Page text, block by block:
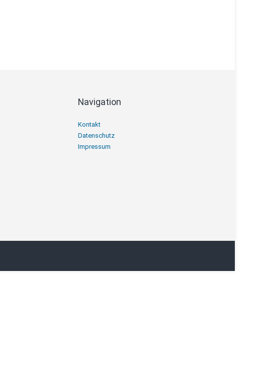
Navigation
Navigation
überspringen
Kontakt
Datenschutz
Impressum